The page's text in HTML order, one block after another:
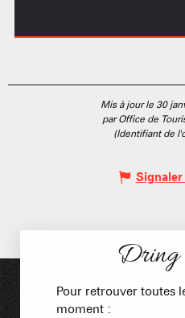
Mis à jour le 30
par Office de
(Identifiant de
Dring
Pour retrouver toutes
moment :